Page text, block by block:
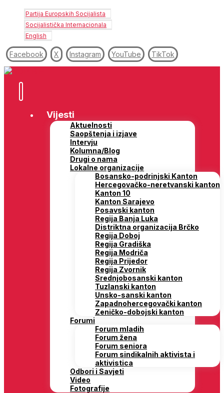
Partija Europskih Socijalista
Socijalistička Internacionala
English
Facebook X Instagram YouTube TikTok
Vijesti
Aktuelnosti
Saopštenja i izjave
Intervju
Kolumna/Blog
Drugi o nama
Lokalne organizacije
Bosansko-podrinjski Kanton
Hercegovačko-neretvanski kanton
Kanton 10
Kanton Sarajevo
Posavski kanton
Regija Banja Luka
Distriktna organizacija Brčko
Regija Doboj
Regija Gradiška
Regija Modriča
Regija Prijedor
Regija Zvornik
Srednjobosanski kanton
Tuzlanski kanton
Unsko-sanski kanton
Zapadnohercegovački kanton
Zeničko-dobojski kanton
Forumi
Forum mladih
Forum žena
Forum seniora
Forum sindikalnih aktivista i
aktivistica
Odbori i Savjeti
Video
Fotografije